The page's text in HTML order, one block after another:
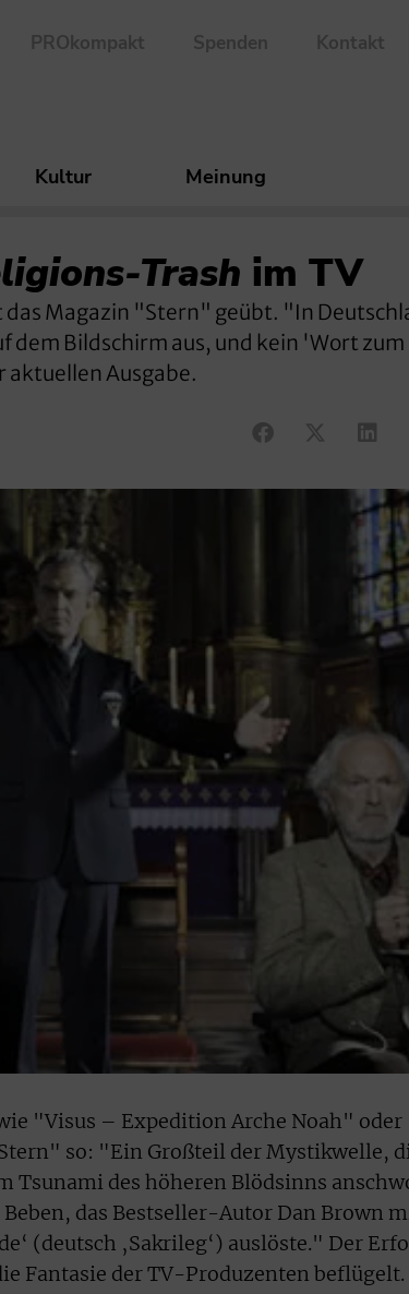
PROkompakt Spenden Kontakt
Kultur Meinung
Trash im TV
Magazin "Stern" geübt. "In
dem Bildschirm aus, und kein 'Wort
aktuellen Ausgabe.
"Visus – Expedition Arche Noah" oder
so: "Ein Großteil der Mystikwelle,
Tsunami des höheren Blödsinns
das Bestseller-Autor Dan Brown
(deutsch ‚Sakrileg‘) auslöste." Der
Fantasie der TV-Produzenten beflügelt.